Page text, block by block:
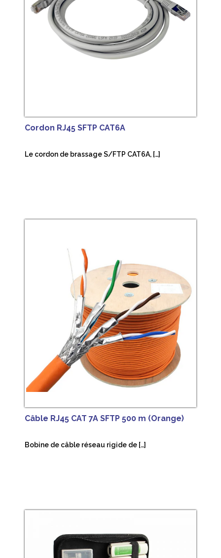
Cordon RJ45 SFTP CAT6A
Le cordon de brassage S/FTP CAT6A, […]
Câble RJ45 CAT 7A SFTP 500 m (Orange)
Bobine de câble réseau rigide de […]